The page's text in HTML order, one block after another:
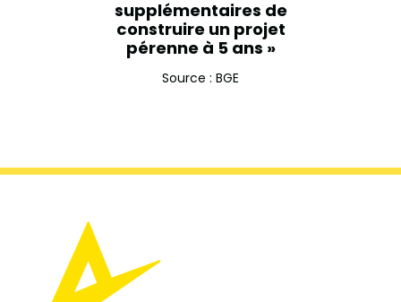
supplémentaires de
construire un projet
pérenne à 5 ans »
Source : BGE